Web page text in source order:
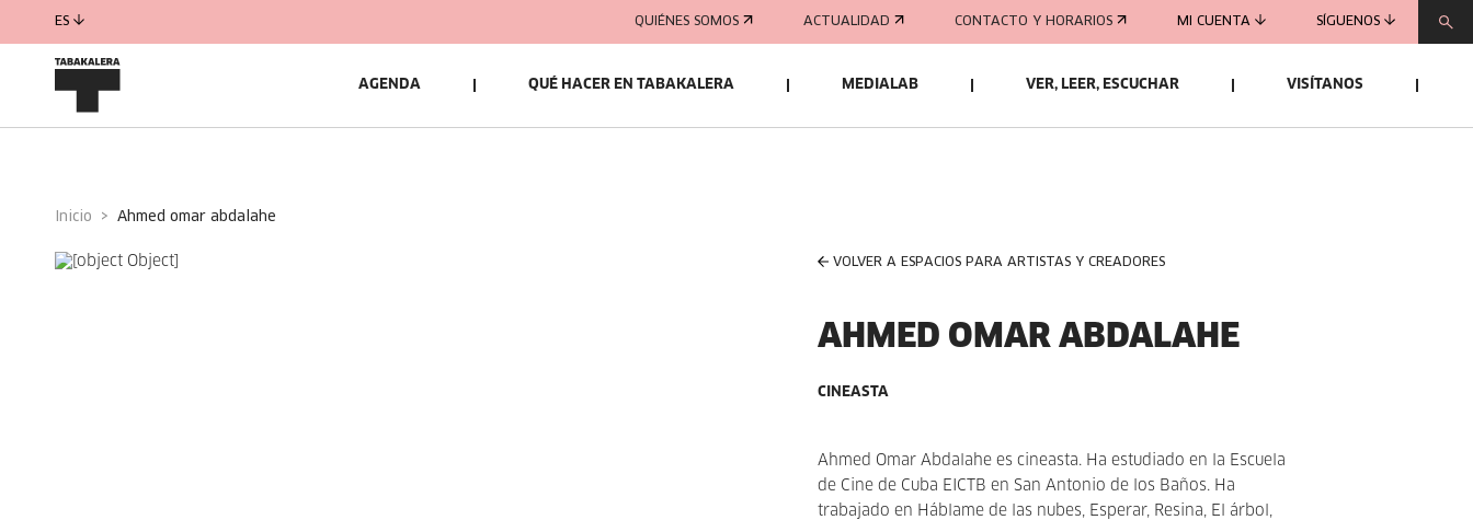
ES QUIÉNES SOMOS ACTUALIDAD CONTACTO Y HORARIOS MI CUENTA SÍGUENOS
AGENDA QUÉ HACER EN TABAKALERA MEDIALAB VER, LEER, ESCUCHAR VISÍTANOS
Inicio ahmed omar abdalahe
VOLVER A ESPACIOS PARA ARTISTAS Y CREADORES
AHMED OMAR ABDALAHE
CINEASTA
Ahmed Omar Abdalahe es cineasta. Ha estudiado en la Escuela
de Cine de Cuba EICTB en San Antonio de los Baños. Ha
trabajado en Háblame de las nubes, Esperar, Resina, El árbol,